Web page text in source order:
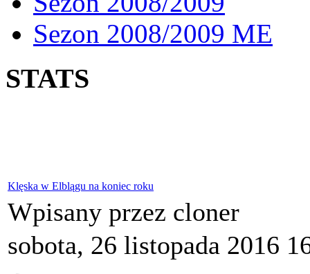
Sezon 2008/2009 ME
STATS
Klęska w Elblągu na koniec roku
Wpisany przez cloner
sobota, 26 listopada 2016